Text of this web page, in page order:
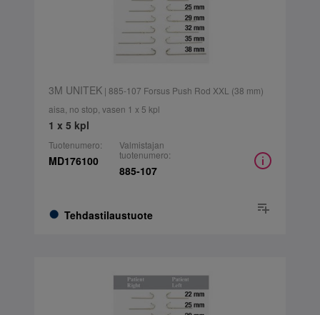
3M UNITEK| 885-107 Forsus Push Rod XXL (38 mm)
aisa, no stop, vasen 1 x 5 kpl
1 x 5 kpl
Tuotenumero:
MD176100
Tehdastilaustuote
Valmistajan
tuotenumero:
885-107